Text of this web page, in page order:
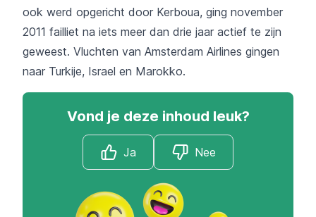
ook werd opgericht door Kerboua, ging november
2011 failliet na iets meer dan drie jaar actief te zijn
geweest. Vluchten van Amsterdam Airlines gingen
naar Turkije, Israel en Marokko.
Vond je deze inhoud leuk?
Ja Nee